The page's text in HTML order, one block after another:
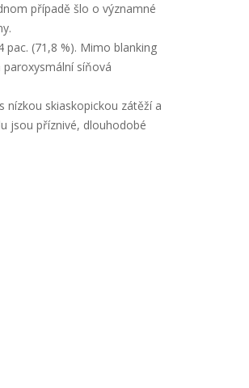
případě šlo o významné
(71,8 %). Mimo blanking
paroxysmální síňová
nízkou skiaskopickou zátěží a
jsou příznivé, dlouhodobé